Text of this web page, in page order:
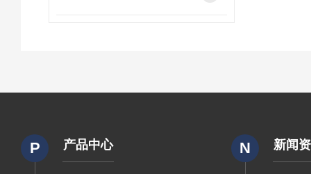
P 产品中心 N 新闻